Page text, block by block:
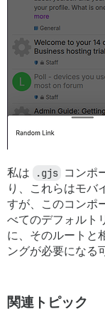
私は .gjs コンポ
り、これらはモバ
すが、このコンポ
べてのデフォルト
に、そのルートと
ングが必要になる
関連トピック